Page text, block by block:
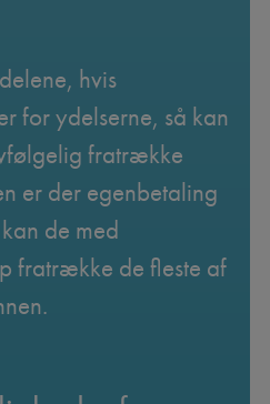
hvis
for ydelserne, så kan
fratrække
er der egenbetaling
de med
fratrække de fleste af